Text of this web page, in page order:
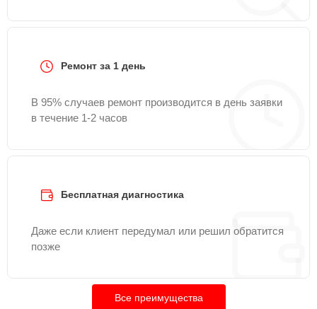
Ремонт за 1 день
В 95% случаев ремонт производится в день заявки
в течение 1-2 часов
Бесплатная диагностика
Даже если клиент передумал или решил обратится
позже
Все преимущества